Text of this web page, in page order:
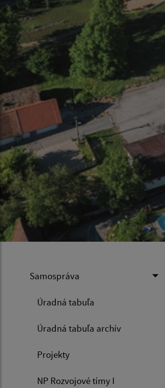
Samospráva
Úradná tabuľa
Úradná tabuľa archív
Projekty
NP Rozvojové tímy I